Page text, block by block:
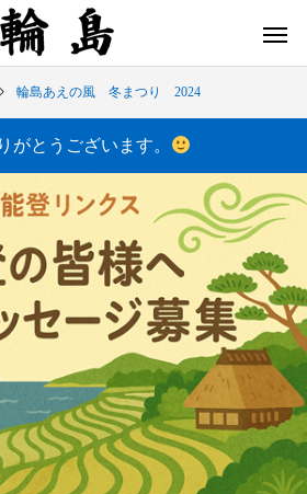
き（アルバム） 今日の白米千枚田
輪島あえの風 冬まつり 2024
がとうございます。